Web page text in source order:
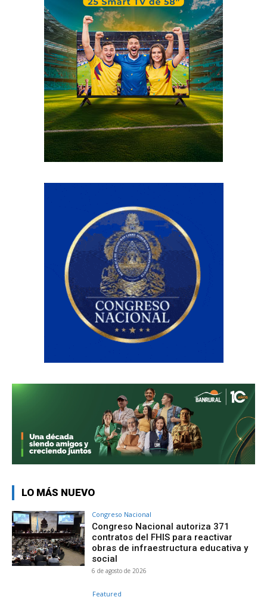
LO MÁS NUEVO
Congreso Nacional
Congreso Nacional autoriza 371
contratos del FHIS para reactivar
obras de infraestructura educativa y
social
6 de agosto de 2026
Featured